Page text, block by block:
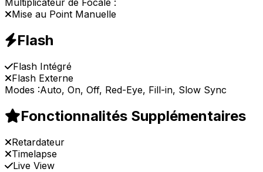
Multiplicateur de Focale :
Mise au Point Manuelle
Flash
Flash Intégré
Flash Externe
Modes :Auto, On, Off, Red-Eye, Fill-in, Slow Sync
Fonctionnalités Supplémentaires
Retardateur
Timelapse
Live View